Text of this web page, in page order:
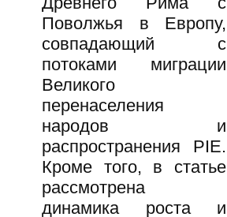
Поволжья в Европу,
совпадающий с
потоками миграции
Великого
перенаселения
народов и
распространения PIE.
Кроме того, в статье
рассмотрена
динамика роста и